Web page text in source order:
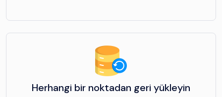
Herhangi bir noktadan geri yükleyin